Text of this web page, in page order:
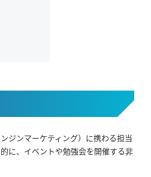
ジンマーケティング）に携わる担当
に、イベントや勉強会を開催する非